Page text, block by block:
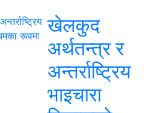
खेलकुद
अर्थतन्त्र र
अन्तर्राष्ट्रिय
भाइचारा